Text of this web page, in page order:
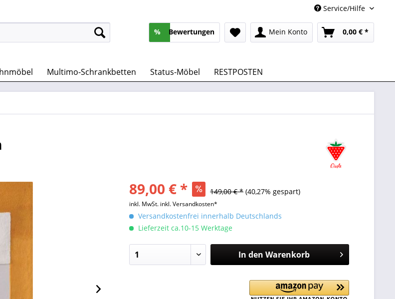
Service/Hilfe
% Bewertungen Mein Konto 0,00 € *
Multimo-Schrankbetten Status-Möbel RESTPOSTEN
89,00 € * 149,00 € * (40,27% gespart)
inkl. MwSt. inkl. Versandkosten*
Versandkostenfrei innerhalb Deutschlands
Lieferzeit ca.10-15 Werktage
In den Warenkorb